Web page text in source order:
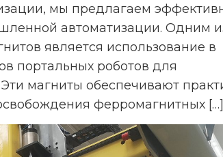
мы предлагаем
автоматизации. Одним
является использование в
портальных роботов для
магниты обеспечивают
ферромагнитных […]